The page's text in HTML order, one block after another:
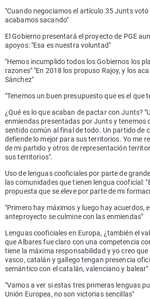
"Cuando negociamos el artículo 35 Junts
acabamos sacando"
El Gobierno presentará el proyecto de PGE
apoyos: "Esa es nuestra voluntad"
"Hemos incumplido todos los Gobiernos los
razones" "En 2018 los propuso Rajoy, y los
Sánchez"
"Tenemos un buen presupuesto que es el que
¿Qué es lo que acaban de pactar con Junts?
enmiendas presentadas por Junts y tenemos
sentido común al final de todo. Un partido de
defiende lo mejor para sus territorios. Yo me
de mi partido y otros de representación
sus territorios".
Uso de lenguas cooficiales por parte de
las comunidades que tienen lengua cooficial:
propuesta que se eleve por parte de mi
"Primero hay máximos y luego hay acuerdos,
anteproyecto se culmine con las enmiendas"
Lenguas cooficiales en Europa, ¿también el
que Albares fue claro con una competencia
tiene la máxima responsabilidad y yo creo que
vasco, catalán y gallego tengan presencia
semántico con el catalán, valenciano y balear"
"Vamos a ver si estas tres primeras lenguas
Unión Europea, no son victorias sencillas"